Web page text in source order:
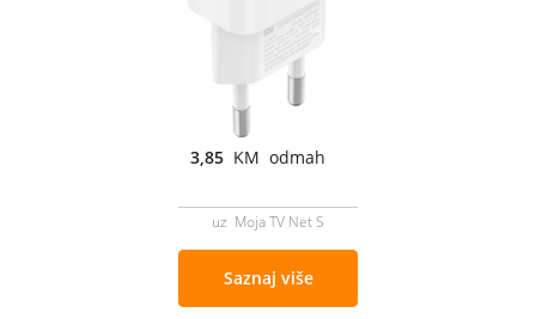
3,85 KM odmah
uz Moja TV Net S
Saznaj više